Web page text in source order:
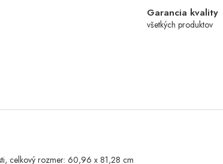
Garancia kvality
všetkých produktov
celkový rozmer: 60,96 x 81,28 cm